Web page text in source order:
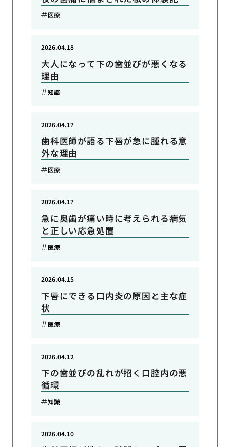
医療
大人になって下の歯並びが悪くなる
理由
2026.04.18
知識
歯科医師が語る下唇が急に腫れる意
外な理由
2026.04.17
医療
急に奥歯が痛い時に考えられる病気
と正しい応急処置
2026.04.17
医療
下唇にできる口内炎の原因と主な症
状
2026.04.15
医療
下の歯並びの乱れが招く口腔内の悪
循環
2026.04.12
知識
2026.04.10